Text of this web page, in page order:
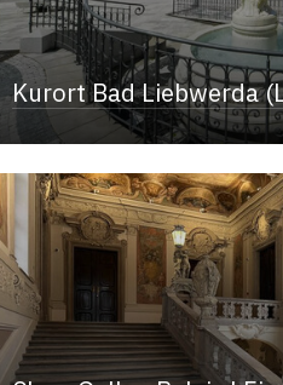
Kurort Bad Liebwerda